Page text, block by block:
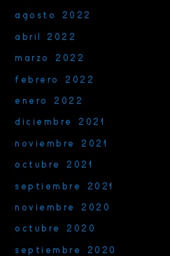
agosto 2022
abril 2022
marzo 2022
febrero 2022
enero 2022
diciembre 2021
noviembre 2021
octubre 2021
septiembre 2021
noviembre 2020
octubre 2020
septiembre 2020